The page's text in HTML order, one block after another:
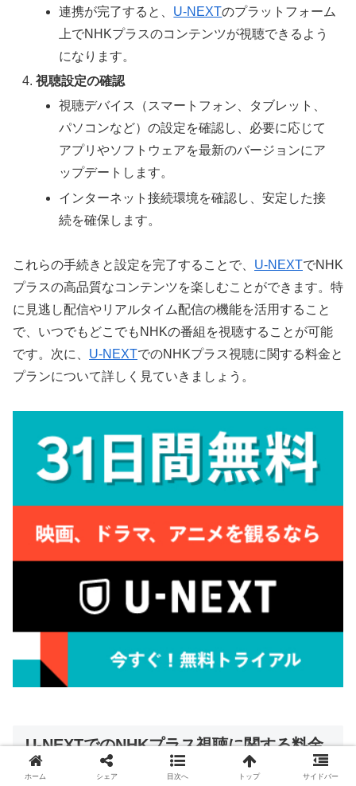
連携が完了すると、 U-NEXTのプラットフォーム
上でNHKプラスのコンテンツが視聴できるよう
になります。
視聴設定の確認
視聴デバイス（スマートフォン、タブレット、
パソコンなど）の設定を確認し、必要に応じて
アプリやソフトウェアを最新のバージョンにア
ップデートします。
インターネット接続環境を確認し、安定した接
続を確保します。
これらの手続きと設定を完了することで、 U-NEXTでNHK
プラスの高品質なコンテンツを楽しむことができます。特
に見逃し配信やリアルタイム配信の機能を活用すること
で、いつでもどこでもNHKの番組を視聴することが可能
です。次に、 U-NEXTでのNHKプラス視聴に関する料金と
プランについて詳しく見ていきましょう。
U-NEXTでのNHKプラス視聴に関する料金
とプラン
ホーム シェア 目次へ トップ サイドバー